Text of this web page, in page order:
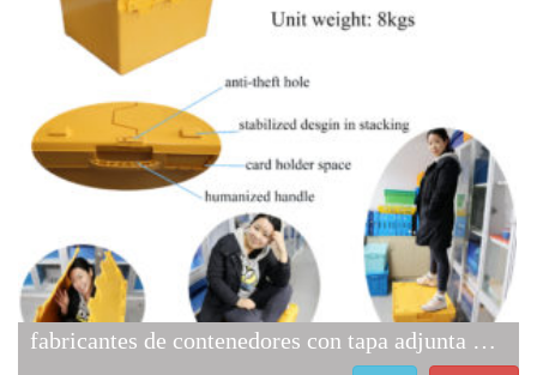
fabricantes de contenedores con tapa adjunta 7457